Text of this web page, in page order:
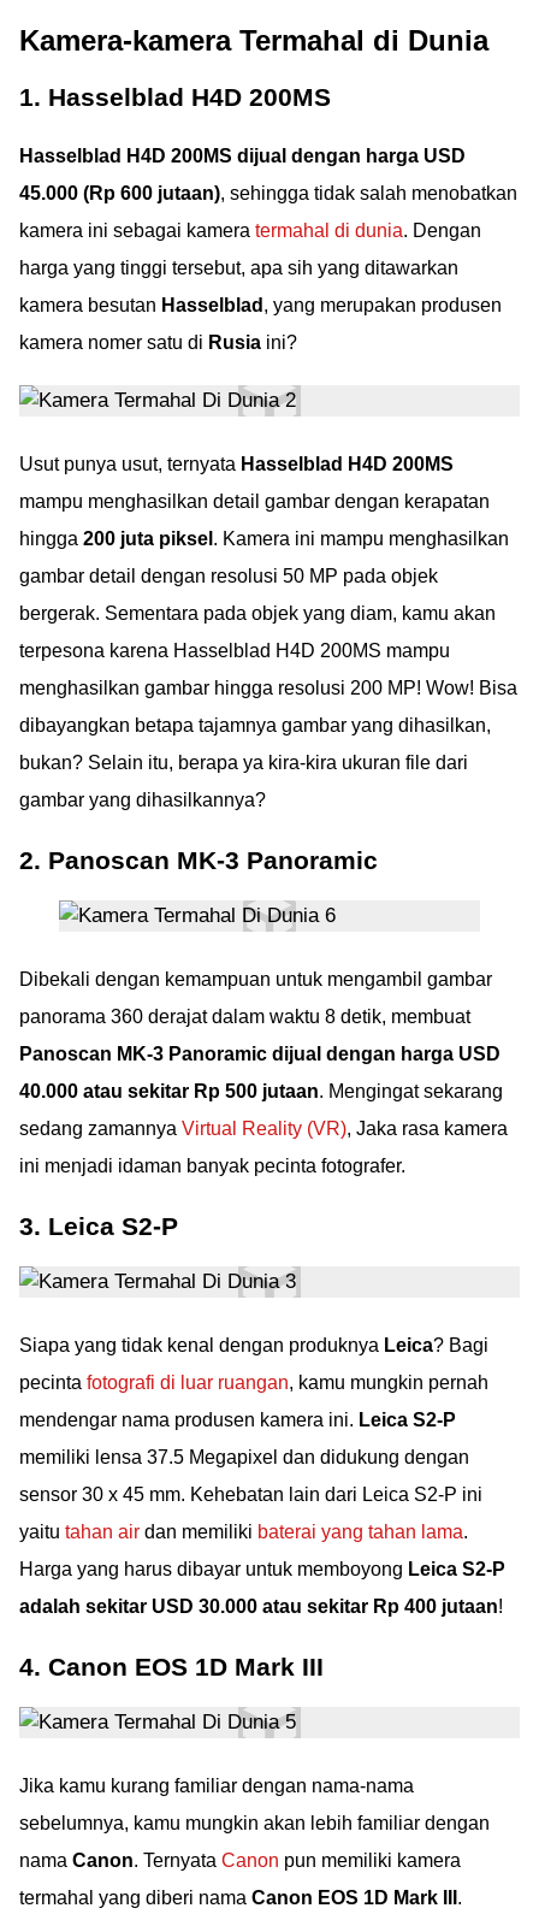
Kamera-kamera Termahal di Dunia
1. Hasselblad H4D 200MS
Hasselblad H4D 200MS dijual dengan harga USD
45.000 (Rp 600 jutaan), sehingga tidak salah menobatkan
kamera ini sebagai kamera termahal di dunia. Dengan
harga yang tinggi tersebut, apa sih yang ditawarkan
kamera besutan Hasselblad , yang merupakan produsen
kamera nomer satu di Rusia ini?
Usut punya usut, ternyata Hasselblad H4D 200MS
mampu menghasilkan detail gambar dengan kerapatan
hingga 200 juta piksel . Kamera ini mampu menghasilkan
gambar detail dengan resolusi 50 MP pada objek
bergerak. Sementara pada objek yang diam, kamu akan
terpesona karena Hasselblad H4D 200MS mampu
menghasilkan gambar hingga resolusi 200 MP! Wow! Bisa
dibayangkan betapa tajamnya gambar yang dihasilkan,
bukan? Selain itu, berapa ya kira-kira ukuran file dari
gambar yang dihasilkannya?
2. Panoscan MK-3 Panoramic
Dibekali dengan kemampuan untuk mengambil gambar
panorama 360 derajat dalam waktu 8 detik, membuat
Panoscan MK-3 Panoramic dijual dengan harga USD
40.000 atau sekitar Rp 500 jutaan. Mengingat sekarang
sedang zamannya Virtual Reality (VR), Jaka rasa kamera
ini menjadi idaman banyak pecinta fotografer.
3. Leica S2-P
Siapa yang tidak kenal dengan produknya Leica? Bagi
pecinta fotografi di luar ruangan, kamu mungkin pernah
mendengar nama produsen kamera ini. Leica S2-P
memiliki lensa 37.5 Megapixel dan didukung dengan
sensor 30 x 45 mm. Kehebatan lain dari Leica S2-P ini
yaitu tahan air dan memiliki baterai yang tahan lama.
Harga yang harus dibayar untuk memboyong Leica S2-P
adalah sekitar USD 30.000 atau sekitar Rp 400 jutaan!
4. Canon EOS 1D Mark III
Jika kamu kurang familiar dengan nama-nama
sebelumnya, kamu mungkin akan lebih familiar dengan
nama Canon. Ternyata Canon pun memiliki kamera
termahal yang diberi nama Canon EOS 1D Mark III .